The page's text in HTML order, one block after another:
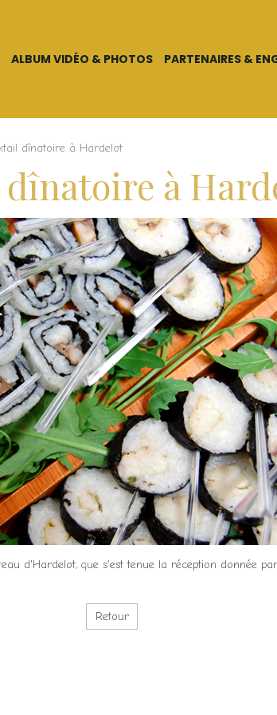
ALBUM VIDÉO & PHOTOS PARTENAIRES &
dînatoire à Hardelot
à
d'Hardelot, que s'est tenue la réception donnée
Retour